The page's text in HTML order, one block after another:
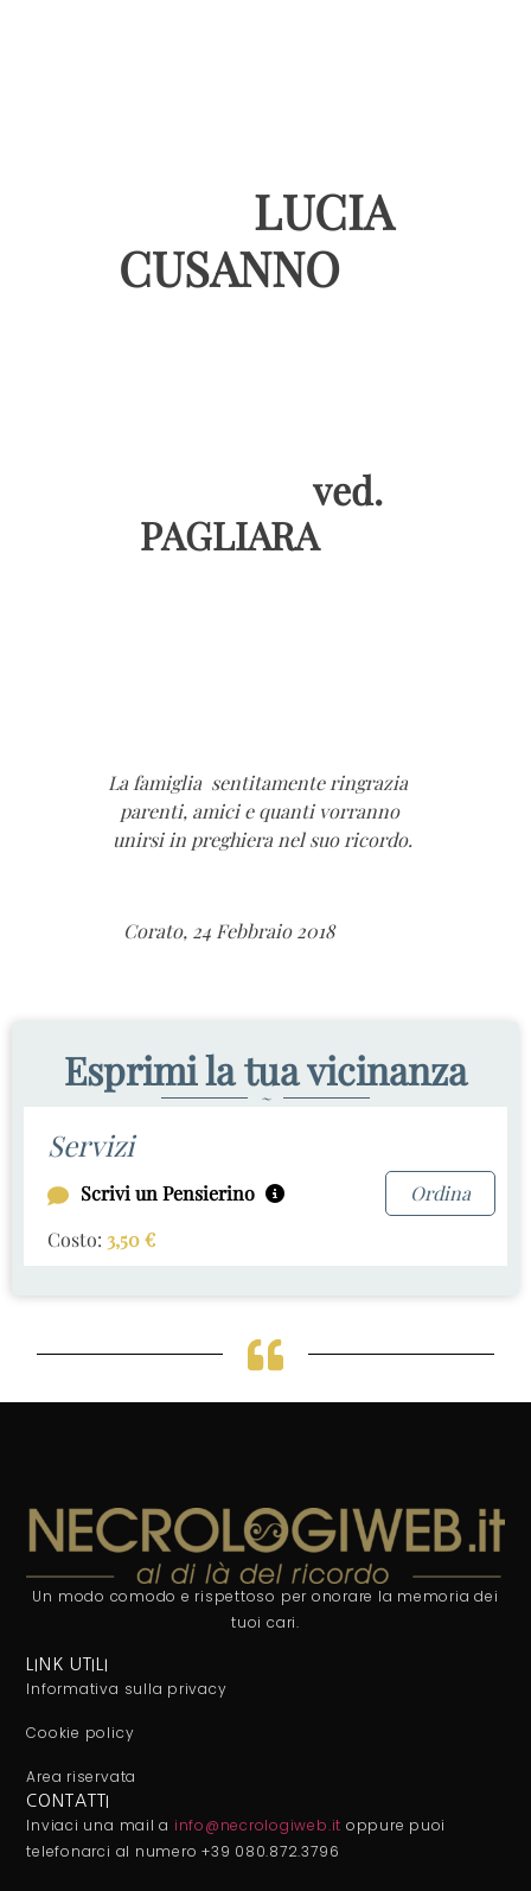
LUCIA
CUSANNO
ved.
PAGLIARA
La famiglia sentitamente ringrazia
parenti, amici e quanti vorranno
unirsi in preghiera nel suo ricordo.
Corato, 24 Febbraio 2018
Esprimi la tua vicinanza
~
Servizi
Scrivi un Pensierino
Ordina
Costo: 3,50€
Un modo comodo e rispettoso per onorare la memoria dei
tuoi cari.
LINK UTILI
Informativa sulla privacy
Cookie policy
Area riservata
CONTATTI
Inviaci una mail a info@necrologiweb.it oppure puoi
telefonarci al numero +39 080.872.3796